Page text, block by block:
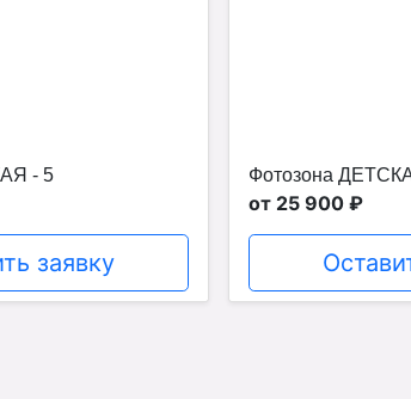
- 5
заявку
Фотозона
от 25 900 ₽